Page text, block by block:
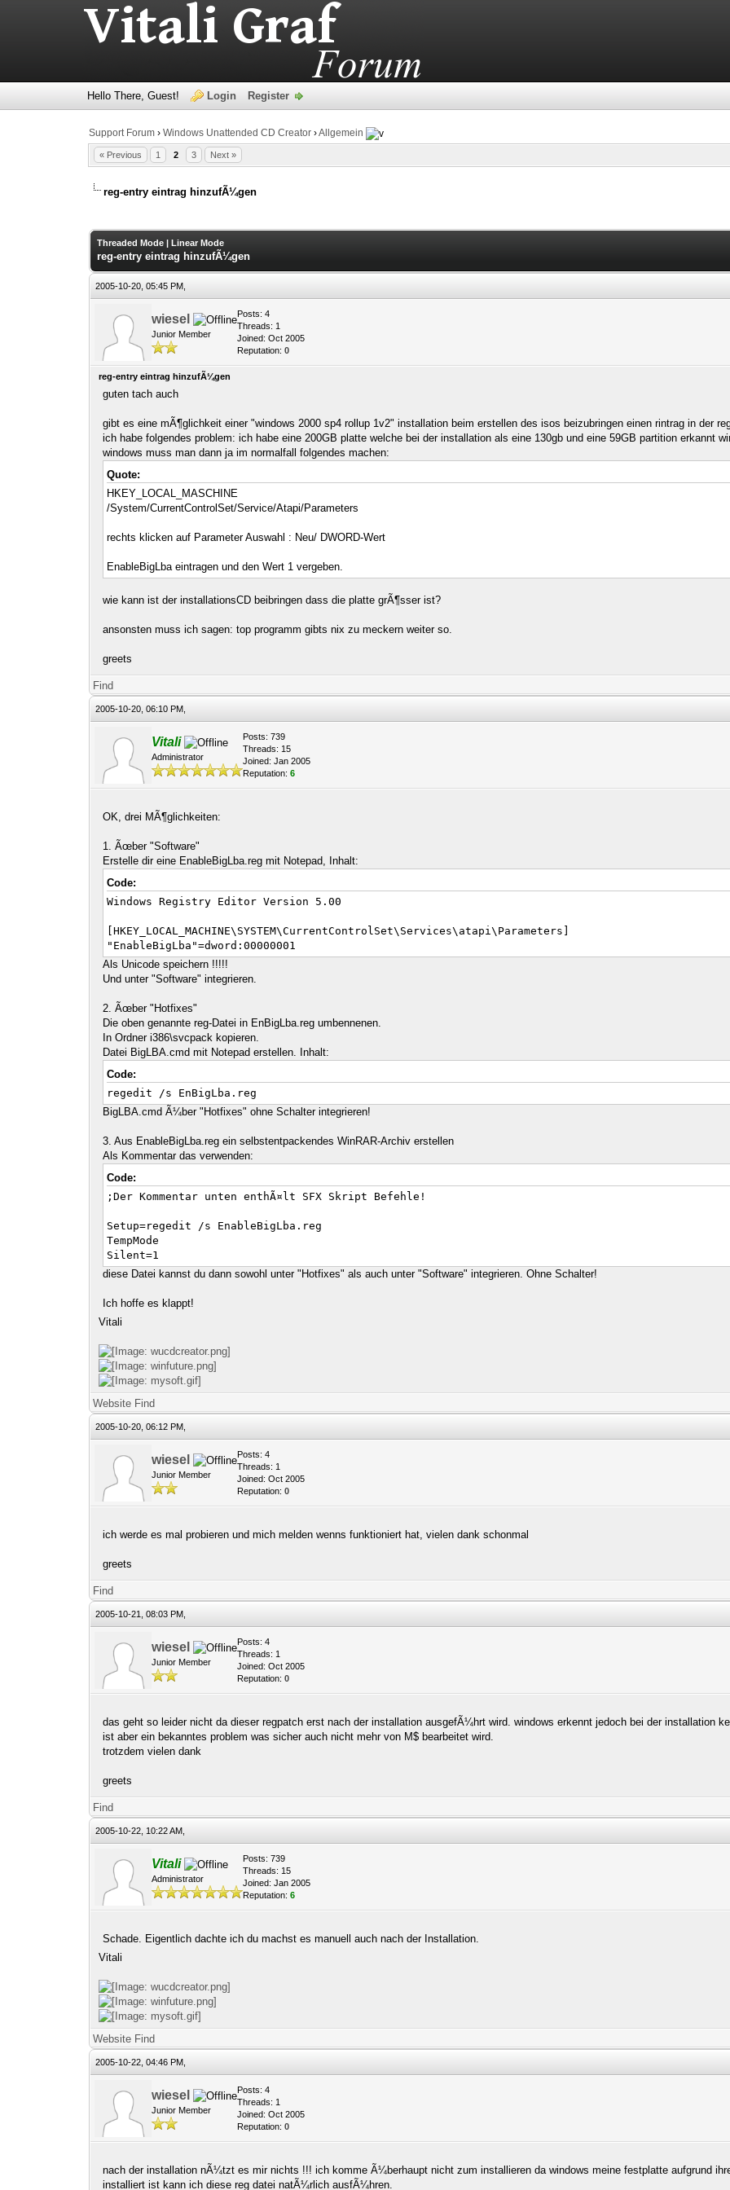
Hello There, Guest! Login Register
Support Forum ›Windows Unattended CD Creator ›Allgemein
« Previous 1 2 3 Next »
reg-entry eintrag hinzufÃ¼gen
Threaded Mode |Linear Mode
reg-entry eintrag hinzufÃ¼gen
2005-10-20, 05:45 PM,
wiesel
Junior Member
Posts: 4
Threads: 1
Joined: Oct 2005
Reputation:0
reg-entry eintrag hinzufÃ¼gen
guten tach auch
gibt es eine mÃ¶glichkeit einer "windows 2000 sp4 rollup 1v2" installation beim erstellen des isos beizubringen einen rintrag in der
ich habe folgendes problem: ich habe eine 200GB platte welche bei der installation als eine 130gb und eine 59GB partition erkannt
windows muss man dann ja im normalfall folgendes machen:
Quote:
HKEY_LOCAL_MASCHINE
/System/CurrentControlSet/Service/Atapi/Parameters
rechts klicken auf Parameter Auswahl : Neu/ DWORD-Wert
EnableBigLba eintragen und den Wert 1 vergeben.
wie kann ist der installationsCD beibringen dass die platte grÃ¶sser ist?
ansonsten muss ich sagen: top programm gibts nix zu meckern weiter so.
greets
Find
2005-10-20, 06:10 PM,
Vitali
Administrator
Posts: 739
Threads: 15
Joined: Jan 2005
Reputation:6
OK, drei MÃ¶glichkeiten:
1. Ãœber "Software"
Erstelle dir eine EnableBigLba.reg mit Notepad, Inhalt:
Code:
Windows Registry Editor Version 5.00
[HKEY_LOCAL_MACHINE\SYSTEM\CurrentControlSet\Services\atapi\Parameters]
"EnableBigLba"=dword:00000001
Als Unicode speichern !!!!!
Und unter "Software" integrieren.
2. Ãœber "Hotfixes"
Die oben genannte reg-Datei in EnBigLba.reg umbennenen.
In Ordner i386\svcpack kopieren.
Datei BigLBA.cmd mit Notepad erstellen. Inhalt:
Code:
regedit /s EnBigLba.reg
BigLBA.cmd Ã¼ber "Hotfixes" ohne Schalter integrieren!
3. Aus EnableBigLba.reg ein selbstentpackendes WinRAR-Archiv erstellen
Als Kommentar das verwenden:
Code:
;Der Kommentar unten enthÃ¤lt SFX Skript Befehle!
Setup=regedit /s EnableBigLba.reg
TempMode
Silent=1
diese Datei kannst du dann sowohl unter "Hotfixes" als auch unter "Software" integrieren. Ohne Schalter!
Ich hoffe es klappt!
Vitali
Website Find
2005-10-20, 06:12 PM,
wiesel
Junior Member
Posts: 4
Threads: 1
Joined: Oct 2005
Reputation:0
ich werde es mal probieren und mich melden wenns funktioniert hat, vielen dank schonmal
greets
Find
2005-10-21, 08:03 PM,
wiesel
Junior Member
Posts: 4
Threads: 1
Joined: Oct 2005
Reputation:0
das geht so leider nicht da dieser regpatch erst nach der installation ausgefÃ¼hrt wird. windows erkennt jedoch bei der installation
ist aber ein bekanntes problem was sicher auch nicht mehr von M$ bearbeitet wird.
trotzdem vielen dank
greets
Find
2005-10-22, 10:22 AM,
Vitali
Administrator
Posts: 739
Threads: 15
Joined: Jan 2005
Reputation:6
Schade. Eigentlich dachte ich du machst es manuell auch nach der Installation.
Vitali
Website Find
2005-10-22, 04:46 PM,
wiesel
Junior Member
Posts: 4
Threads: 1
Joined: Oct 2005
Reputation:0
nach der installation nÃ¼tzt es mir nichts !!! ich komme Ã¼berhaupt nicht zum installieren da windows meine festplatte aufgrund
installiert ist kann ich diese reg datei natÃ¼rlich ausfÃ¼hren.